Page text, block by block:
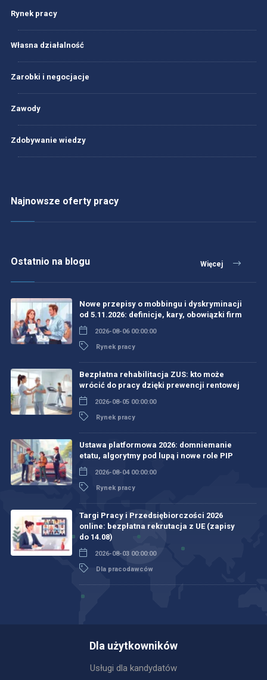
Rynek pracy
Własna działalność
Zarobki i negocjacje
Zawody
Zdobywanie wiedzy
Najnowsze oferty pracy
Ostatnio na blogu Więcej
Nowe przepisy o mobbingu i dyskryminacji
od 5.11.2026: definicje, kary, obowiązki firm
2026-08-06 00:00:00
Rynek pracy
Bezpłatna rehabilitacja ZUS: kto może
wrócić do pracy dzięki prewencji rentowej
2026-08-05 00:00:00
Rynek pracy
Ustawa platformowa 2026: domniemanie
etatu, algorytmy pod lupą i nowe role PIP
2026-08-04 00:00:00
Rynek pracy
Targi Pracy i Przedsiębiorczości 2026
online: bezpłatna rekrutacja z UE (zapisy
do 14.08)
2026-08-03 00:00:00
Dla pracodawców
Dla użytkowników
Usługi dla kandydatów